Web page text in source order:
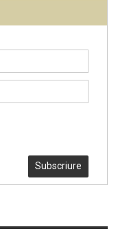
Subscriure